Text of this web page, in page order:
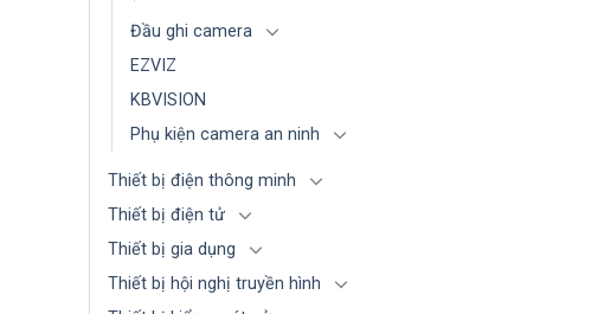
Đầu ghi camera
EZVIZ
KBVISION
Phụ kiện camera an ninh
Thiết bị điện thông minh
Thiết bị điện tử
Thiết bị gia dụng
Thiết bị hội nghị truyền hình